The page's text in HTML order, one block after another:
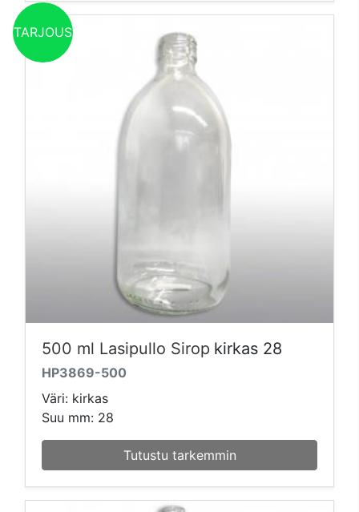
500 ml Lasipullo Sirop kirkas 28
HP3869-500
Väri: kirkas
Suu mm: 28
Tutustu tarkemmin
TARJOUS